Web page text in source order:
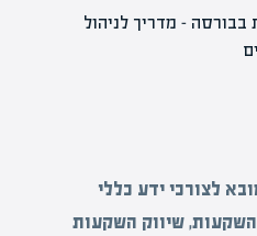
– מדריך לניהול
לצורכי ידע כללי
השקעות, שיווק השקעות